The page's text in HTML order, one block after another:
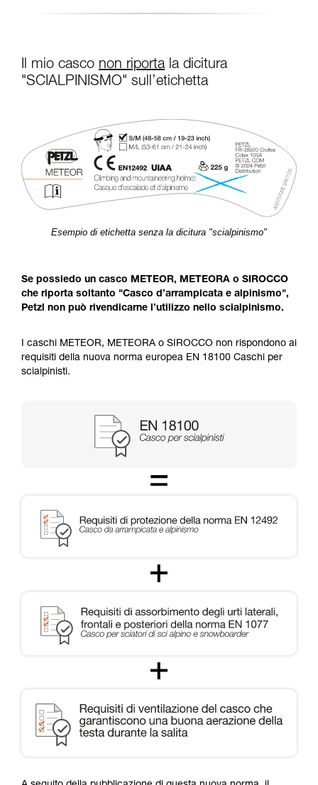
Il mio casco non riportala dicitura
"SCIALPINISMO" sull’etichetta
Esempio di etichetta senza la dicitura "scialpinismo"
Se possiedo un casco METEOR, METEORA o SIROCCO
che riporta soltanto "Casco d’arrampicata e alpinismo",
Petzl non può rivendicarne l’utilizzo nello scialpinismo.
I caschi METEOR, METEORA o SIROCCO non rispondono ai
requisiti della nuova norma europea EN 18100 Caschi per
scialpinisti.